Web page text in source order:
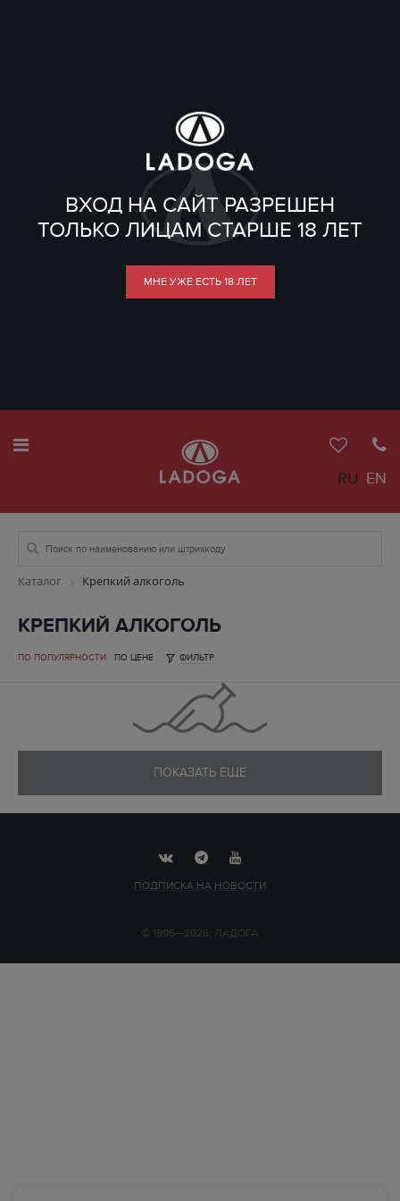
ВХОД НА САЙТ РАЗРЕШЕН
ТОЛЬКО ЛИЦАМ СТАРШЕ 18 ЛЕТ
МНЕ УЖЕ ЕСТЬ 18 ЛЕТ
RU EN
Каталог Крепкий алкоголь
КРЕПКИЙ АЛКОГОЛЬ
ПО ПОПУЛЯРНОСТИ ПО ЦЕНЕ ФИЛЬТР
ПОКАЗАТЬ ЕЩЕ
ПОДПИСКА НА НОВОСТИ
© 1995—2026, ЛАДОГА